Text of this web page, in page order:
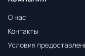
О нас
Контакты
Условия